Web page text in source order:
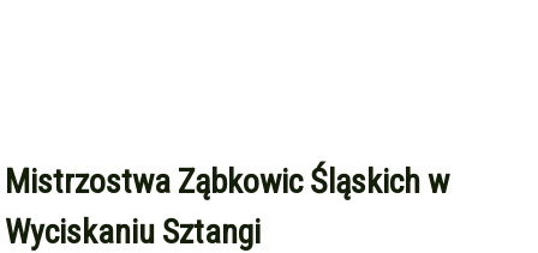
Mistrzostwa Ząbkowic Śląskich w
Wyciskaniu Sztangi